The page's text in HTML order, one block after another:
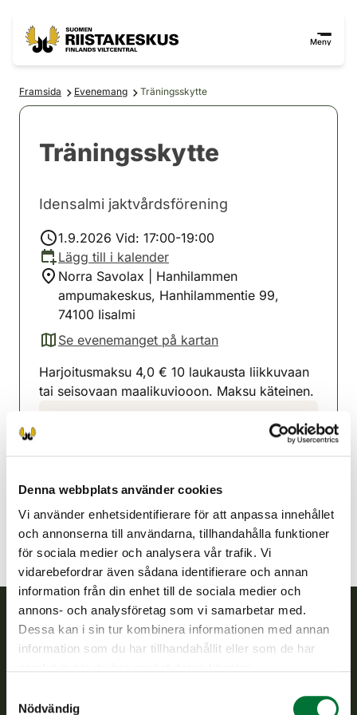
Denna webbplats använder cookies
Vi använder enhetsidentifierare för att anpassa innehållet
och annonserna till användarna, tillhandahålla funktioner
för sociala medier och analysera vår trafik. Vi
vidarebefordrar även sådana identifierare och annan
information från din enhet till de sociala medier och
annons- och analysföretag som vi samarbetar med.
Dessa kan i sin tur kombinera informationen med annan
information som du har tillhandahållit eller som de har
Nödvändig
Meny
Framsida Evenemang Träningsskytte
Träningsskytte
Idensalmi jaktvårdsförening
1.9.2026 Vid: 17:00-19:00
Lägg till i kalender
Norra Savolax | Hanhilammen
ampumakeskus, Hanhilammentie 99,
74100 Iisalmi
Se evenemanget på kartan
(avautuu uuteen välilehteen)
Harjoitusmaksu 4,0 € 10 laukausta liikkuvaan
tai seisovaan maalikuviooon. Maksu käteinen.
iisalmi@rhy.riista.fi
Finlands viltcentral
jaktvårdsföreningarnas verksamhet, ser till att viltpolitiken